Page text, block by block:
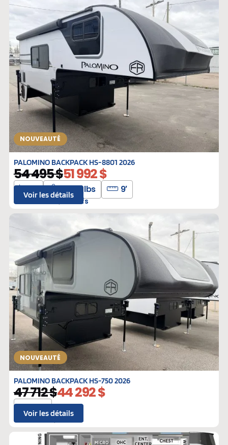
NOUVEAUTÉ
PALOMINO BACKPACK HS-8801 2026
54 495 $51 992 $
2 2575 lbs 9′
BP-120971 Neufs
Voir les détails
NOUVEAUTÉ
PALOMINO BACKPACK HS-750 2026
47 712 $44 292 $
8.2′
BP-121116 Neufs
Voir les détails